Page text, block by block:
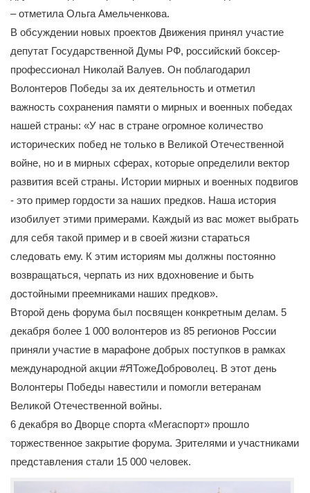
– отметила Ольга Амельченкова.
В обсуждении новых проектов Движения принял участие
депутат Государственной Думы РФ, российский боксер-
профессионал Николай Валуев. Он поблагодарил
Волонтеров Победы за их деятельность и отметил
важность сохранения памяти о мирных и военных победах
нашей страны: «У нас в стране огромное количество
исторических побед не только в Великой Отечественной
войне, но и в мирных сферах, которые определили вектор
развития всей страны. Истории мирных и военных подвигов
- это пример гордости за наших предков. Наша история
изобилует этими примерами. Каждый из вас может выбрать
для себя такой пример и в своей жизни стараться
следовать ему. К этим историям мы должны постоянно
возвращаться, черпать из них вдохновение и быть
достойными преемниками наших предков».
Второй день форума был посвящен конкретным делам. 5
декабря более 1 000 волонтеров из 85 регионов России
приняли участие в марафоне добрых поступков в рамках
международной акции #ЯТожеДоброволец. В этот день
Волонтеры Победы навестили и помогли ветеранам
Великой Отечественной войны.
6 декабря во Дворце спорта «Мегаспорт» прошло
торжественное закрытие форума. Зрителями и участниками
представления стали 15 000 человек.